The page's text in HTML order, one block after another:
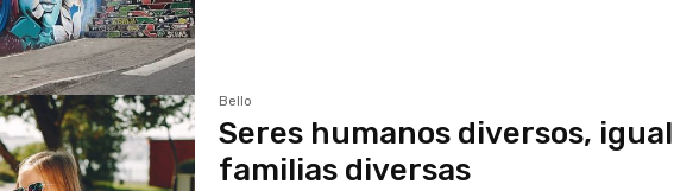
Bello
Seres humanos diversos,
familias diversas